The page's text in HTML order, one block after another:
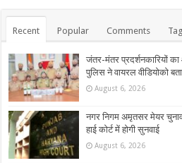
Recent Popular Comments
जंतर-मंतर प्रदर्शनकारियों
पुलिस ने वायरल वीडियोको
August 6, 2026
नगर निगम अमृतसर मेयर
हाई कोर्ट में होगी सुनवाई
August 6, 2026